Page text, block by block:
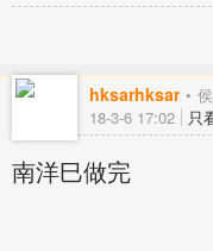
hksarhksar
18-3-6 17:02 只
南洋巳做完